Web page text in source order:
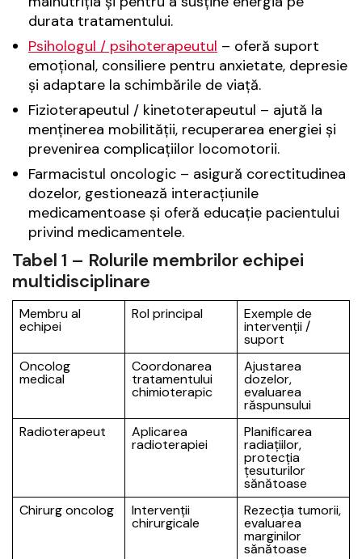
durata tratamentului.
Psihologul / psihoterapeutul – oferă suport
emoțional, consiliere pentru anxietate, depresie
și adaptare la schimbările de viață.
Fizioterapeutul / kinetoterapeutul – ajută la
menținerea mobilității, recuperarea energiei și
prevenirea complicațiilor locomotorii.
Farmacistul oncologic – asigură corectitudinea
dozelor, gestionează interacțiunile
medicamentoase și oferă educație pacientului
privind medicamentele.
Tabel 1 – Rolurile membrilor echipei
multidisciplinare
Membru al
echipei
Rol principal Exemple de
intervenții /
suport
Oncolog
medical
Coordonarea
tratamentului
chimioterapic
Ajustarea
dozelor,
evaluarea
răspunsului
Radioterapeut
Aplicarea
radioterapiei
Planificarea
radiațiilor,
protecția
țesuturilor
sănătoase
Chirurg oncolog
Intervenții
chirurgicale
Rezecția tumorii,
evaluarea
marginilor
sănătoase